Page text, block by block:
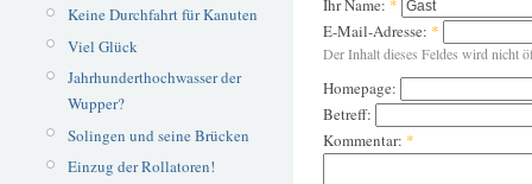
Keine Durchfahrt für Kanuten
Viel Glück
Jahrhunderthochwasser der
Wupper?
Solingen und seine Brücken
Einzug der Rollatoren!
Ihr Name: *
E-Mail-Adresse: *
Der Inhalt dieses Feldes wird nicht
Homepage:
Betreff:
Kommentar: *